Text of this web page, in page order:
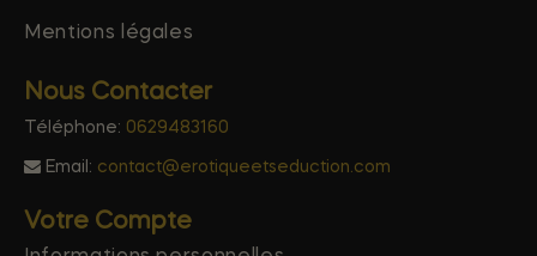
Mentions légales
Nous Contacter
Téléphone: 0629483160
Email: contact@erotiqueetseduction.com
Votre Compte